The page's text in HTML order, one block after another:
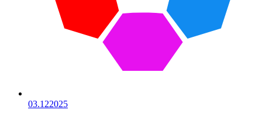
03.122025